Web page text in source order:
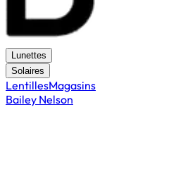
Lunettes
Solaires
LentillesMagasins
Bailey Nelson